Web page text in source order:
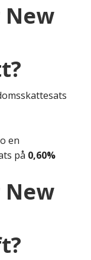
en
på 0,60%